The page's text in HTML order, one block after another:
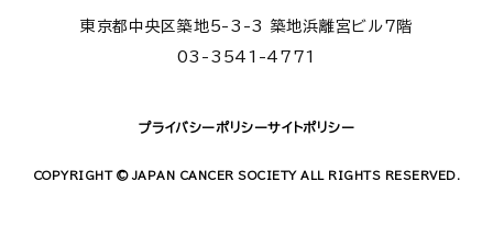
東京都中央区築地5-3-3 築地浜離宮ビル7階
03-3541-4771
プライバシーポリシーサイトポリシー
COPYRIGHT © JAPAN CANCER SOCIETY ALL RIGHTS RESERVED.